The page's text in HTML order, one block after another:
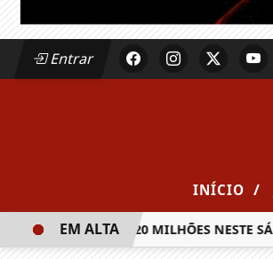
Entrar
INÍCIO /
DE R$ 20 MILHÕES NESTE SÁBADO
EM ALTA